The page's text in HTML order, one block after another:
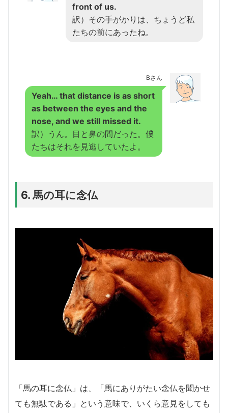
front of us.
訳）その手がかりは、ちょうど私
たちの前にあったね。
Bさん
Yeah… that distance is as short
as between the eyes and the
nose, and we still missed it.
訳）うん。目と鼻の間だった。僕
たちはそれを見逃していたよ。
6. 馬の耳に念仏
「馬の耳に念仏」は、「馬にありがたい念仏を聞かせ
ても無駄である」という意味で、いくら意見をしても